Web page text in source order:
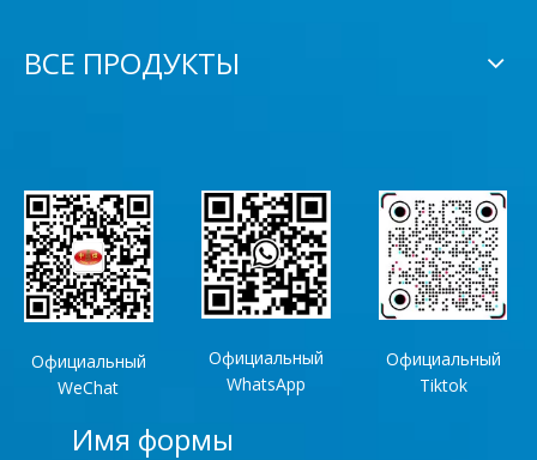
ВСЕ ПРОДУКТЫ
Официальный
WeChat
Официальный
WhatsApp
Официальный
Tiktok
Имя формы